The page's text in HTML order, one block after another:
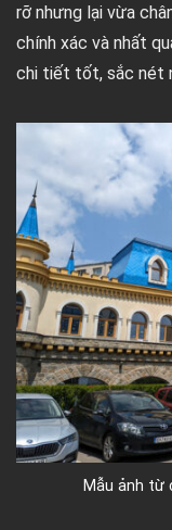
rỡ nhưng lại vừa
chính xác và nhất
chi tiết tốt, sắc nét
Mẫu ảnh từ